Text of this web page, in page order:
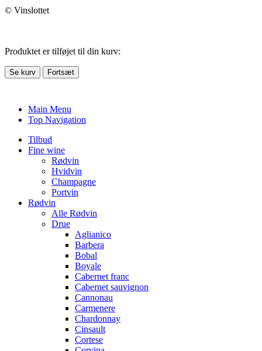
© Vinslottet
Produktet er tilføjet til din kurv:
Se kurv Fortsæt
Main Menu
Top Navigation
Tilbud
Fine wine
Rødvin
Hvidvin
Champagne
Portvin
Rødvin
Alle Rødvin
Drue
Aglianico
Barbera
Bobal
Boyale
Cabernet franc
Cabernet sauvignon
Cannonau
Carmenere
Chardonnay
Cinsault
Cortese